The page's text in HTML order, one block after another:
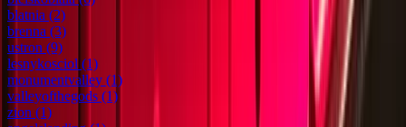
blatnia (2)
brenna (3)
ustron (9)
lesnykosciol (1)
monumentvalley (1)
valleyofthegods (1)
zion (1)